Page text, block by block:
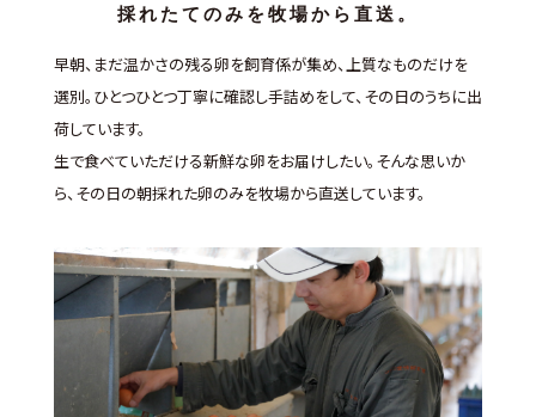
採れたてのみを牧場から直送。
早朝、まだ温かさの残る卵を飼育係が集め、上質なものだけを
選別。 ひとつひとつ丁寧に確認し手詰めをして、その日のうちに出
荷しています。
生で食べていただける新鮮な卵をお届けしたい。 そんな思いか
ら、その日の朝採れた卵のみを牧場から直送しています。